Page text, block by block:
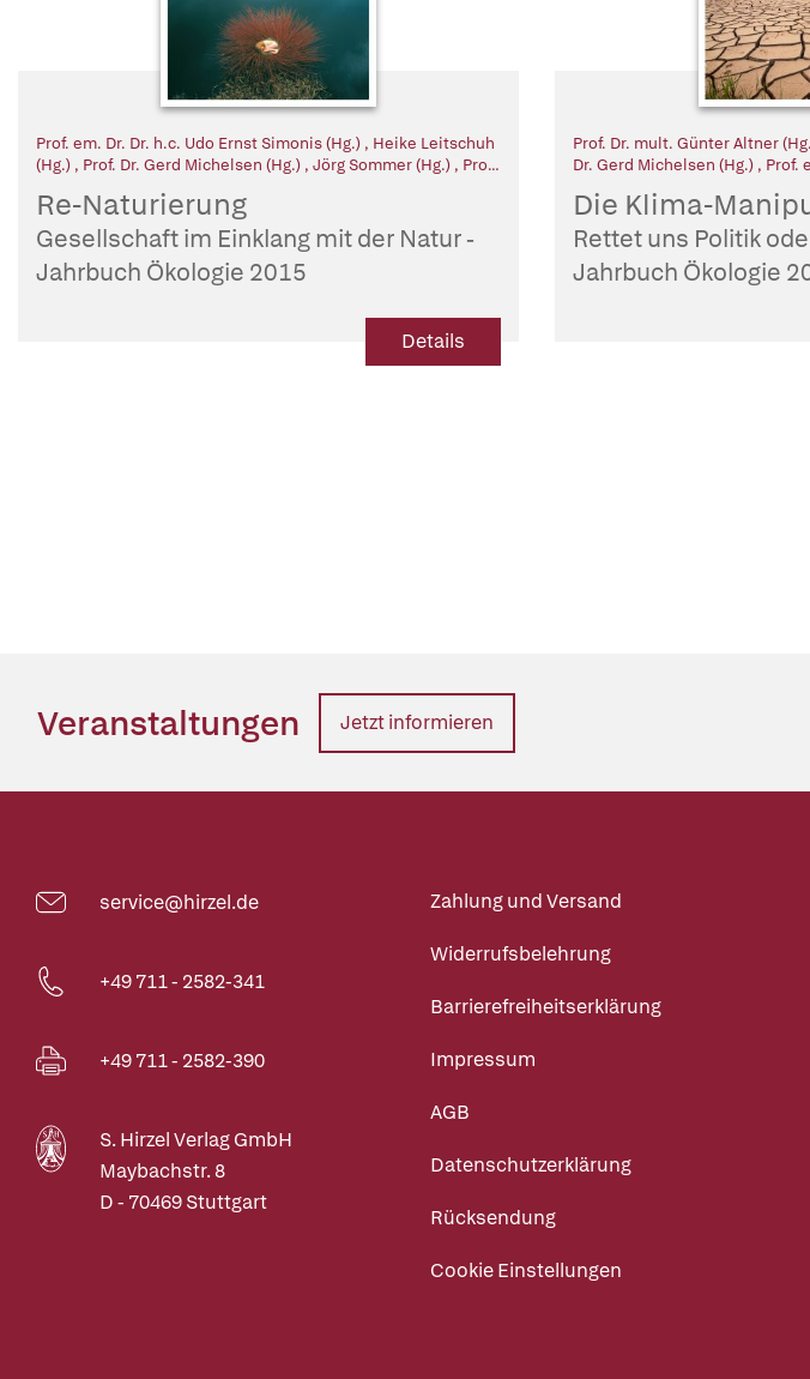
Prof. em. Dr. Dr. h.c. Udo Ernst Simonis (Hg.) , Heike Leitschuh
(Hg.) , Prof. Dr. Gerd Michelsen (Hg.) , Jörg Sommer (Hg.) , Prof.
Re-Naturierung
Gesellschaft im Einklang mit der Natur -
Jahrbuch Ökologie 2015
Details
Prof. Dr. mult. Günter Altner
Dr. Gerd Michelsen (Hg.) , Prof.
Die Klima-
Rettet uns Politik
Jahrbuch Ökologie
Veranstaltungen Jetzt informieren
service@hirzel.de
+49 711 - 2582-341
+49 711 - 2582-390
S. Hirzel Verlag GmbH
Maybachstr. 8
D - 70469 Stuttgart
Zahlung und Versand
Widerrufsbelehrung
Barrierefreiheitserklärung
Impressum
AGB
Datenschutzerklärung
Rücksendung
Cookie Einstellungen